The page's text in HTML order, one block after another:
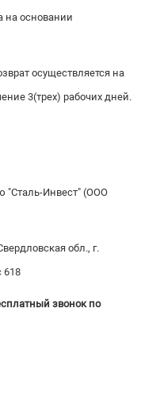
на основании
осуществляется на
3(трех) рабочих дней.
"Сталь-Инвест" (ООО
обл., г.
618
звонок по